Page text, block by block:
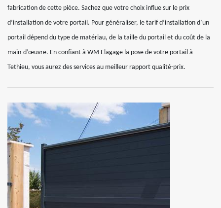
fabrication de cette pièce. Sachez que votre choix influe sur le prix
d’installation de votre portail. Pour généraliser, le tarif d’installation d’un
portail dépend du type de matériau, de la taille du portail et du coût de la
main-d’œuvre. En confiant à WM Elagage la pose de votre portail à
Tethieu, vous aurez des services au meilleur rapport qualité-prix.